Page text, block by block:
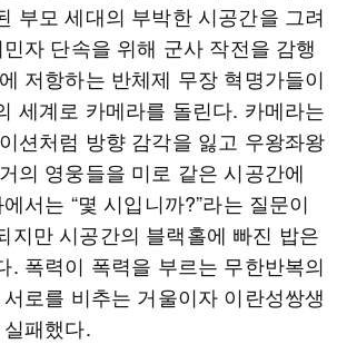
부모 세대의 부박한 시공간을 그려
자 단속을 위해 군사 작전을 감행
저항하는 반체제 무장 혁명가들이
세계로 카메라를 돌린다. 카메라는
션처럼 방향 감각을 잃고 우왕좌왕
의 영웅들을 미로 같은 시공간에
서는 “몇 시입니까?”라는 질문이
지만 시공간의 블랙홀에 빠진 밥은
. 폭력이 폭력을 부르는 무한반복의
로를 비추는 거울이자 이란성쌍생
패했다.